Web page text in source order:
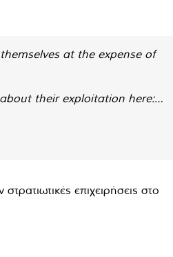
at the expense of
their exploitation here:…
επιχειρήσεις στο